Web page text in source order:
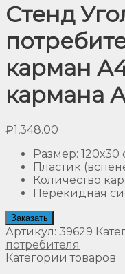
Стенд
карман
кармана
₽1,348.00
Размер: 120х30
Пластик
Количество
Перекидная
Заказать
Артикул: 39629
потребителя
Категории товаров